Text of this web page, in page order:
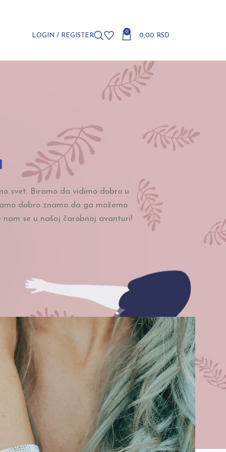
LOGIN / REGISTER
0
0,00 RSD
svet. Biramo da vidimo dobro u
dobro znamo da ga možemo
se u našoj čarobnoj avanturi!